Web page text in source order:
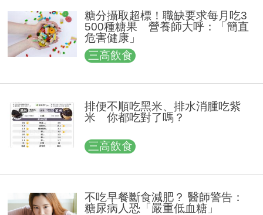
糖分攝取超標！職缺要求每月吃3
500種糖果 營養師大呼：「簡直
危害健康」
三高飲食
排便不順吃黑米、排水消腫吃紫
米 你都吃對了嗎？
三高飲食
不吃早餐斷食減肥？ 醫師警告：
糖尿病人恐「嚴重低血糖」